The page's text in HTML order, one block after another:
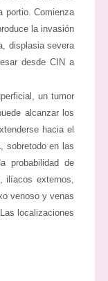
portio. Comienza
la invasión
displasia severa
desde CIN a
un tumor
alcanzar los
hacia el
sobretodo en las
probabilidad de
ilíacos externos,
venoso y venas
localizaciones